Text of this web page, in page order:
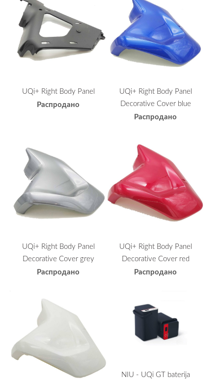
UQi+ Right Body Panel
Распродано
UQi+ Right Body Panel
Decorative Cover blue
Распродано
UQi+ Right Body Panel
Decorative Cover grey
Распродано
UQi+ Right Body Panel
Decorative Cover red
Распродано
NIU - UQi GT baterija